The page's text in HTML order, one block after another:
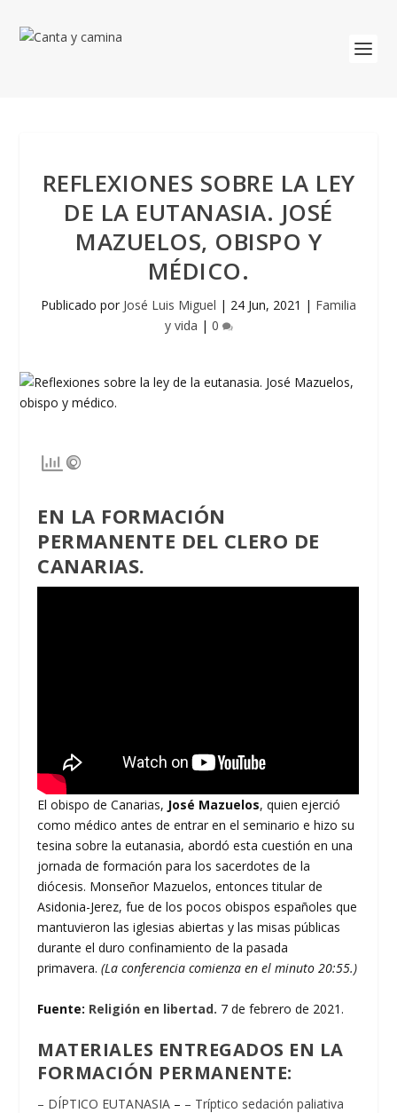
REFLEXIONES SOBRE LA LEY
DE LA EUTANASIA. JOSÉ
MAZUELOS, OBISPO Y
MÉDICO.
Publicado por José Luis Miguel | 24 Jun, 2021 | Familia
y vida | 0
EN LA FORMACIÓN
PERMANENTE DEL CLERO DE
CANARIAS.
El obispo de Canarias, José Mazuelos, quien ejerció
como médico antes de entrar en el seminario e hizo su
tesina sobre la eutanasia, abordó esta cuestión en una
jornada de formación para los sacerdotes de la
diócesis. Monseñor Mazuelos, entonces titular de
Asidonia-Jerez, fue de los pocos obispos españoles que
mantuvieron las iglesias abiertas y las misas públicas
durante el duro confinamiento de la pasada
primavera.(La conferencia comienza en el minuto 20:55.)
Fuente: Religión en libertad. 7 de febrero de 2021.
MATERIALES ENTREGADOS EN LA
FORMACIÓN PERMANENTE:
– DÍPTICO EUTANASIA – – Tríptico sedación paliativa